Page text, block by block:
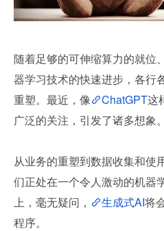
随着足够的可伸缩算力的就位
器学习技术的快速进步，各行
重塑。最近，像
ChatGPT这
广泛的关注，引发了诸多想象。
从业务的重塑到数据收集和使
们正处在一个令人激动的机器
上，毫无疑问，
生成式AI将
程序。